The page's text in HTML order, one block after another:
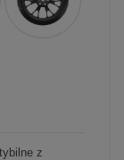
z